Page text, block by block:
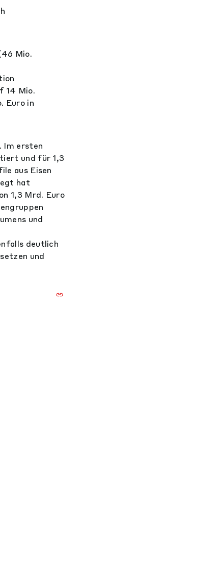
Mio.
14 Mio.
Euro in
Im ersten
und für 1,3
aus Eisen
hat
1,3 Mrd. Euro
und
deutlich
und